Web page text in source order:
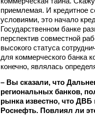
приемлемая. И кредитное
условиями, это начало
Государственном банкe
перспектив совместной
высокого статуса
для коммерческого банка
конечно, являлась
– Вы сказали, что
региональных банков,
рынка известно, что
Роснефть. Повлиял ли